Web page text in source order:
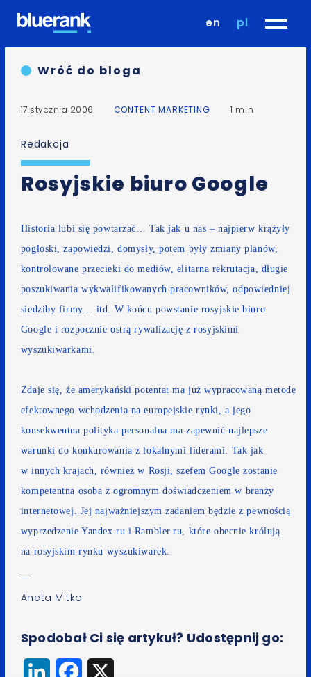
en pl
Wróć do bloga
17 stycznia 2006 CONTENT MARKETING 1 min
Redakcja
Rosyjskie biuro Google
Historia lubi się powtarzać… Tak jak u nas – najpierw krążyły
pogłoski, zapowiedzi, domysły, potem były zmiany planów,
kontrolowane przecieki do mediów, elitarna rekrutacja, długie
poszukiwania wykwalifikowanych pracowników, odpowiedniej
siedziby firmy… itd. W końcu powstanie rosyjskie biuro
Google i rozpocznie ostrą rywalizację z rosyjskimi
wyszukiwarkami.
Zdaje się, że amerykański potentat ma już wypracowaną metodę
efektownego wchodzenia na europejskie rynki, a jego
konsekwentna polityka personalna ma zapewnić najlepsze
warunki do konkurowania z lokalnymi liderami. Tak jak
w innych krajach, również w Rosji, szefem Google zostanie
kompetentna osoba z ogromnym doświadczeniem w branży
internetowej. Jej najważniejszym zadaniem będzie z pewnością
wyprzedzenieYandex.ru i Rambler.ru, które obecnie królują
na rosyjskim rynku wyszukiwarek.
—
Aneta Mitko
Spodobał Ci się artykuł? Udostępnij go:
LinkedInFacebook